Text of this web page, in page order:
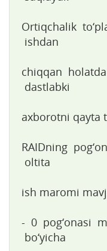
Ortiqchalik
ishdan
chiqqan
dastlabki
axborotni qayta
RAIDning
oltita
ish maromi
- 0 pog‘onasi
bo‘yicha